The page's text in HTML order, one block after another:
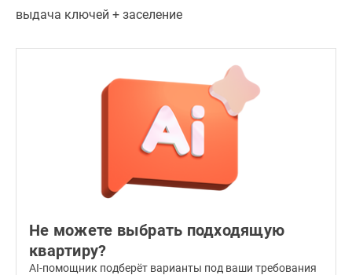
—
стеклопакеты,
лоджии
выдача ключей + заселение
Не можете выбрать подходящую
квартиру?
AI-помощник подберёт варианты под ваши требования